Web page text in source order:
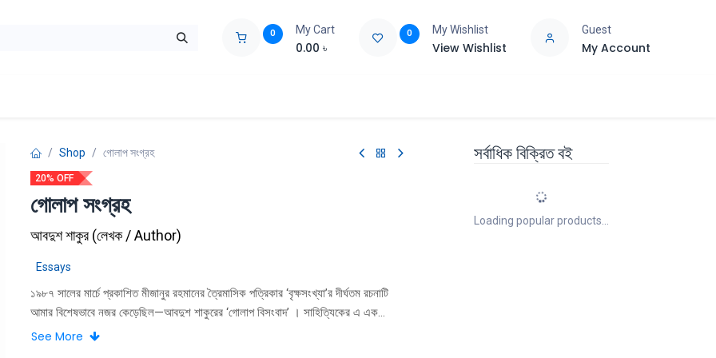
0 My Cart
0.00 ৳
0 My Wishlist
View Wishlist
Guest
My Account
Shop গোলাপ সংগ্রহ
20% OFF
গোলাপ সংগ্রহ
আবদুশ শাকুর(লেখক / Author)
Essays
১৯৮৭ সালের মার্চে প্রকাশিত মীজানুর রহমানের ত্রৈমাসিক পত্রিকার ‘বৃক্ষসংখ্যা’র দীর্ঘতম রচনাটি
আমার বিশেষভাবে নজর কেড়েছিল—আবদুশ শাকুরের ‘গােলাপ বিসংবাদ’ । সাহিত্যিকের এ এক
অসাধারণ বিজ্ঞানলেখা । ফুলবিষয়ক লেখালেখিতে রঙ ফলানাের যথেষ্ট অবকাশ থাকে কিন্তু বলতেই হয়
See More
সর্বাধিক বিক্রিত বই
Loading popular products...